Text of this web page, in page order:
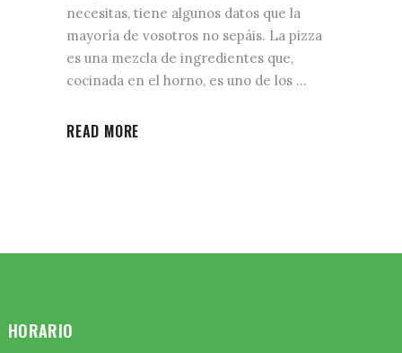
necesitas, tiene algunos datos que la
mayoría de vosotros no sepáis. La pizza
es una mezcla de ingredientes que,
cocinada en el horno, es uno de los
READ MORE
HORARIO